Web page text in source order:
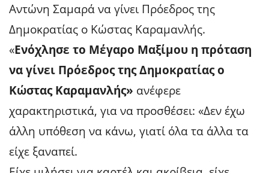
Αντώνη Σαμαρά να γίνει Πρόεδρος της
Δημοκρατίας ο Κώστας Καραμανλής.
«Ενόχλησε το Μέγαρο Μαξίμου η πρόταση
να γίνει Πρόεδρος της Δημοκρατίας ο
Κώστας Καραμανλής» ανέφερε
χαρακτηριστικά, για να προσθέσει: «Δεν έχω
άλλη υπόθεση να κάνω, γιατί όλα τα άλλα τα
είχε ξαναπεί.